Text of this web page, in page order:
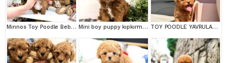
Minnos Toy Poodle Bebeklerimiz Mini boy puppy kıpkırmızı ev üretimi TOOY POODLE TOY POODLE YAVRULARIM